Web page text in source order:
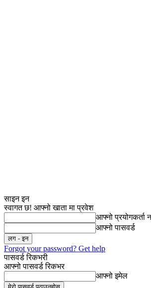
साइन इन
स्वागत छ! आफ्नो खाता मा प्रवेश
आफ्नो प्रयोगकर्ता
आफ्नो पासवर्ड
Forgot your password? Get help
पासवर्ड रिकभरी
आफ्नो पासवर्ड रिकभर
आफ्नो इमेल